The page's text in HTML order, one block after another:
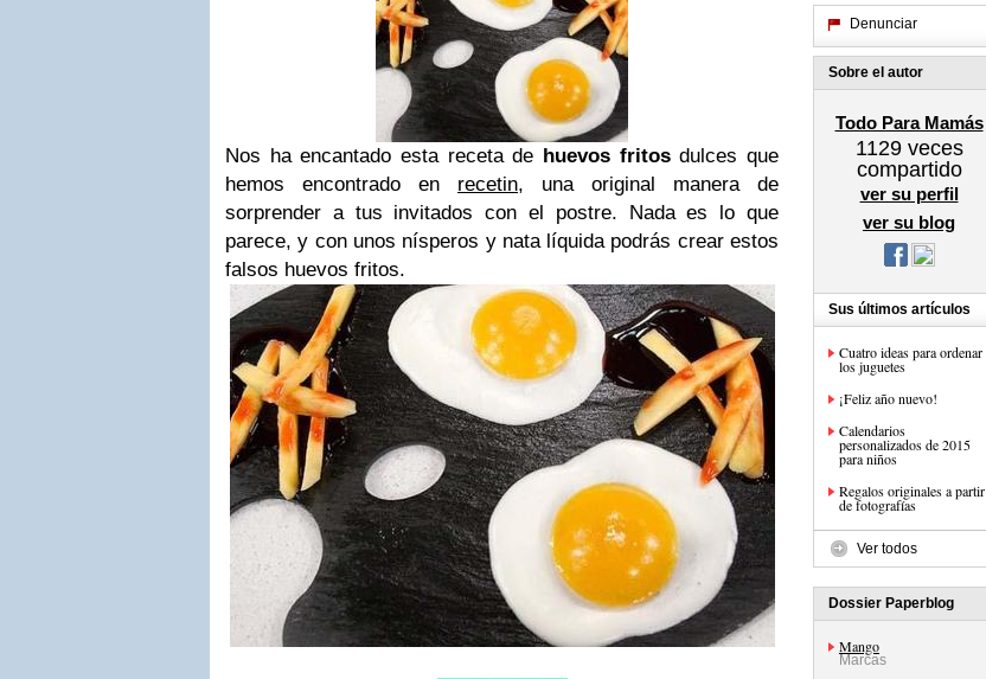
Nos ha encantado esta receta de huevos fritosdulces que
hemos encontrado en recetin, una original manera de
sorprender a tus invitados con el postre. Nada es lo que
parece, y con unos nísperos y nata líquida podrás crear estos
falsos huevos fritos.
Denunciar
Sobre el autor
Todo Para Mamás
1129veces
compartido
ver su perfil
ver su blog
Sus últimos artículos
Cuatro ideas para ordenar
los juguetes
¡Feliz año nuevo!
Calendarios
personalizados de 2015
para niños
Regalos originales a partir
de fotografías
Ver todos
Dossier Paperblog
Mango
Marcas